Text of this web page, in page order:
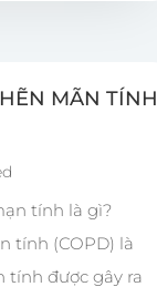
MÃN TÍNH
tính là gì?
tính (COPD) là
tính được gây ra